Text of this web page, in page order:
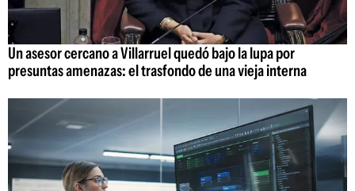
Un asesor cercano a Villarruel quedó bajo la lupa por
presuntas amenazas: el trasfondo de una vieja interna